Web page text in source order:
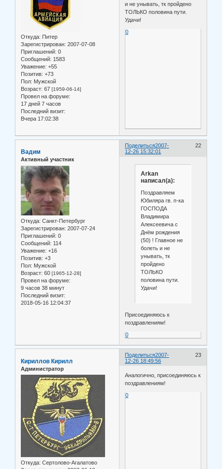
Откуда: Питер
Зарегистрирован: 2007-07-08
Приглашений: 0
Сообщений: 1583
Уважение: +55
Позитив: +73
Пол: Мужской
Возраст: 67 [1959-06-14]
Провел на форуме:
17 дней 7 часов
Последний визит:
Вчера 17:02:38
и не унывать, тк пройдено
ТОЛЬКО половина пути.
Удачи!
0
Поделиться 22
2007-
12-26 15:32:01
Вадим
Активный участник
Откуда: Санкт-Петербург
Зарегистрирован: 2007-07-24
Приглашений: 0
Сообщений: 114
Уважение: +16
Позитив: +3
Пол: Мужской
Возраст: 60 [1965-12-28]
Провел на форуме:
9 часов 38 минут
Последний визит:
2018-05-16 12:04:37
Arkan
написал(а):
Поздравляем
Юбиляра гв. п-ка
ГОСПОДА
Владимира
Алексеевича с
Днём рождения
(50) ! Главное не
болеть и не
унывать, тк
пройдено
ТОЛЬКО
половина пути.
Удачи!
Присоединяюсь к
поздравлениям!
0
Поделиться 23
2007-
12-26 18:49:56
Кириллов Кирилл
Администратор
Откуда: Сертолово-Агалатово
Аналогично, присоединяюсь к
поздравлениям!
0